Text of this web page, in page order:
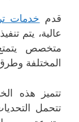
قدم خدمات
عالية، يتم
متخصص
المختلفة
تتميز هذه
تتحمل